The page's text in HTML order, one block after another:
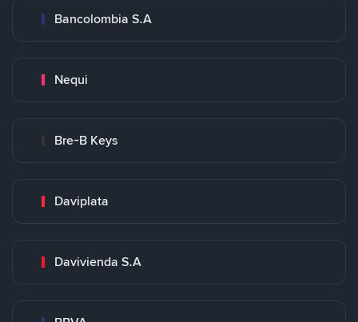
Bancolombia S.A
Nequi
Bre-B Keys
Daviplata
Davivienda S.A